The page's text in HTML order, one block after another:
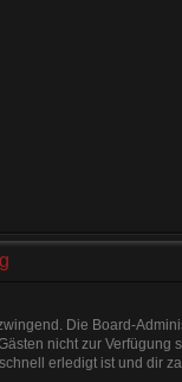
Die Board-
nicht zur
erledigt ist und dir